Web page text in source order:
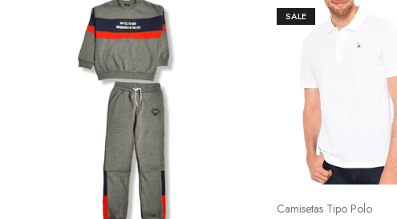
SALE
Camisetas Tipo Polo